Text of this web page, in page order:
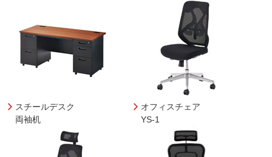
スチールデスク
両袖机
オフィスチェア
YS-1